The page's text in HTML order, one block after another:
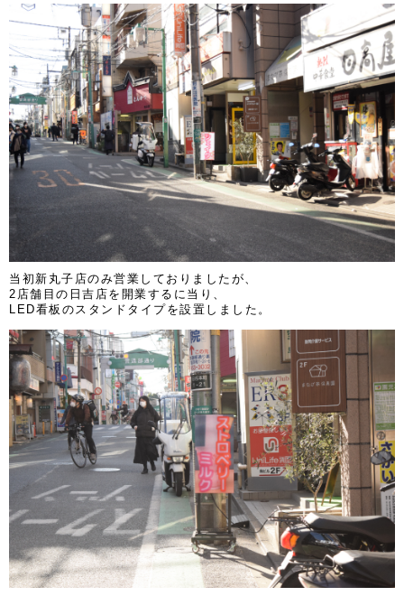
当初新丸子店のみ営業しておりましたが、
2店舗目の日吉店を開業するに当り、
LED看板のスタンドタイプを設置しました。